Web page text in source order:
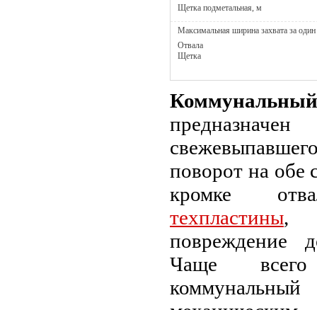
Щетка подметальная, м
Максимальная ширина захвата за
Отвала
Щетка
поворот на
кромке
техпластины,
повреждение
Чаще всего